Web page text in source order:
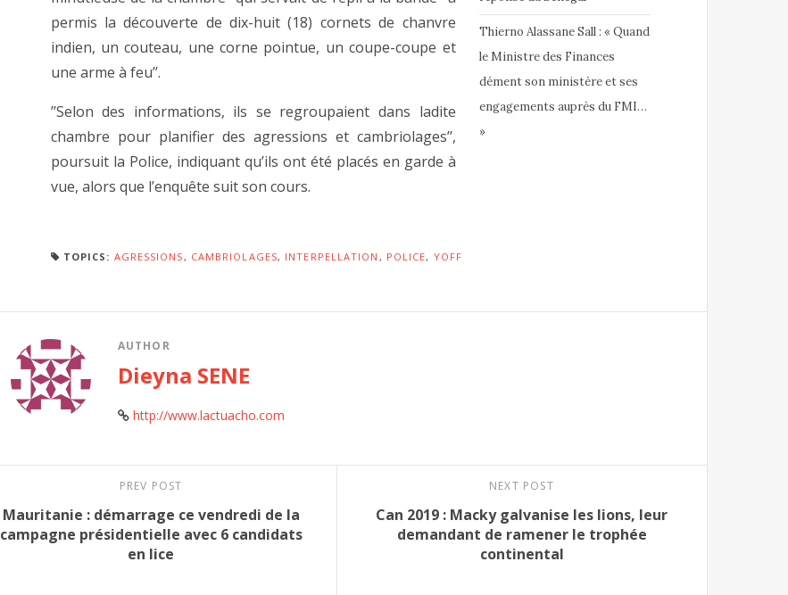
Thierno Alassane Sall : « Quand
le Ministre des Finances
dément son ministère et ses
engagements auprès du FMI…
»
permis la découverte de dix-huit (18) cornets de chanvre
indien, un couteau, une corne pointue, un coupe-coupe et
une arme à feu’’.
’’Selon des informations, ils se regroupaient dans ladite
chambre pour planifier des agressions et cambriolages’’,
poursuit la Police, indiquant qu’ils ont été placés en garde à
vue, alors que l’enquête suit son cours.
TOPICS: AGRESSIONS , CAMBRIOLAGES, INTERPELLATION , POLICE, YOFF
AUTHOR
Dieyna SENE
http://www.lactuacho.com
PREV POST
Mauritanie : démarrage ce vendredi de la
campagne présidentielle avec 6 candidats
en lice
NEXT POST
Can 2019 : Macky galvanise les lions, leur
demandant de ramener le trophée
continental